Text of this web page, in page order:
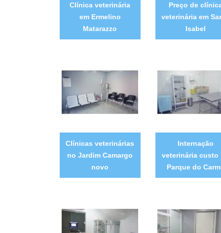
Clínica veterinária
em Ermelino
Matarazzo
Preço de
veterinária em
Isabel
Clínicas veterinárias
no Jardim Camargo
novo
Internação
veterinária custo
Parque do